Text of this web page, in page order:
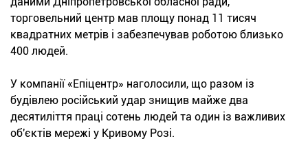
торговельний центр мав площу понад 11 тисяч
квадратних метрів і забезпечував роботою близько
400 людей.
У компанії «Епіцентр» наголосили, що разом із
будівлею російський удар знищив майже два
десятиліття праці сотень людей та один із важливих
об'єктів мережі у Кривому Розі.